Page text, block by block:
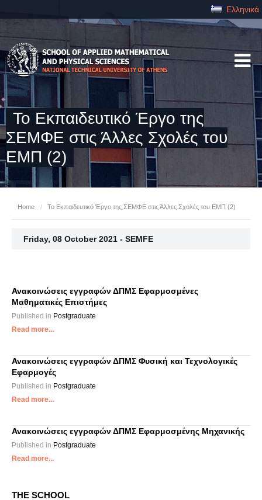
Ελληνικά
Το Εκπαιδευτικό Έργο της
ΣΕΜΦΕ στις Άλλες Σχολές του
ΕΜΠ (2)
Home / Το Εκπαιδευτικό Έργο της ΣΕΜΦΕ στις Άλλες Σχολές του ΕΜΠ (2)
Friday, 08 October 2021 - SEMFE
Ανακοινώσεις εγγραφών ΔΠΜΣ Εφαρμοσμένες
Μαθηματικές Επιστήμες
Published in Postgraduate
Read more...
Ανακοινώσεις εγγραφών ΔΠΜΣ Φυσική και Τεχνολογικές
Εφαρμογές
Published in Postgraduate
Read more...
Ανακοινώσεις εγγραφών ΔΠΜΣ Εφαρμοσμένης Μηχανικής
Published in Postgraduate
Read more...
THE SCHOOL